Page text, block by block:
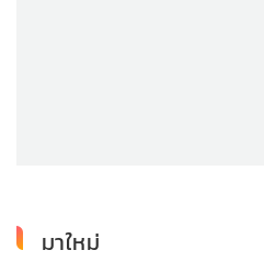
มาใหม่